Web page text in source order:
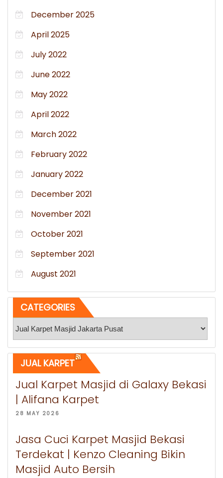
December 2025
April 2025
July 2022
June 2022
May 2022
April 2022
March 2022
February 2022
January 2022
December 2021
November 2021
October 2021
September 2021
August 2021
CATEGORIES
JUAL KARPET
Jual Karpet Masjid di Galaxy Bekasi
| Alifana Karpet
28 MAY 2026
Jasa Cuci Karpet Masjid Bekasi
Terdekat | Kenzo Cleaning Bikin
Masjid Auto Bersih